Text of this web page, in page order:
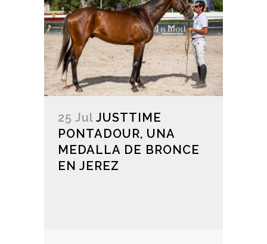
25 Jul JUSTTIME
PONTADOUR, UNA
MEDALLA DE BRONCE
EN JEREZ